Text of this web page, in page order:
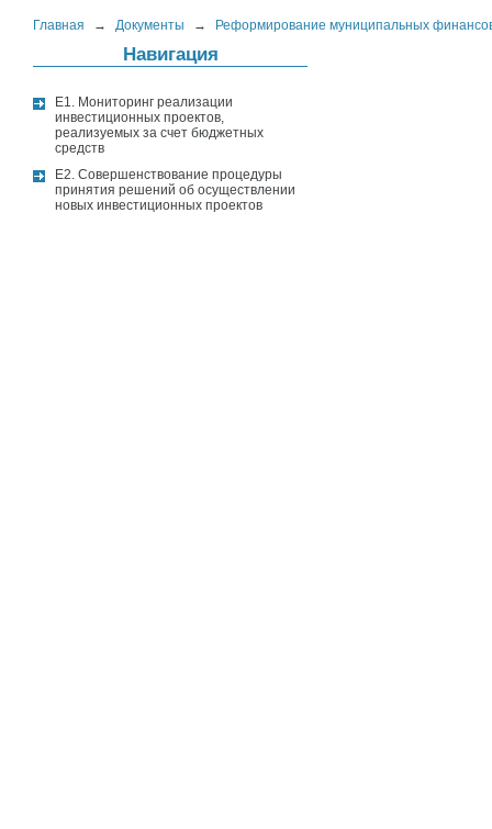
Главная → Документы → Реформирование муниципальных
Навигация
E1. Мониторинг реализации
инвестиционных проектов,
реализуемых за счет бюджетных
средств
E2. Совершенствование процедуры
принятия решений об осуществлении
новых инвестиционных проектов